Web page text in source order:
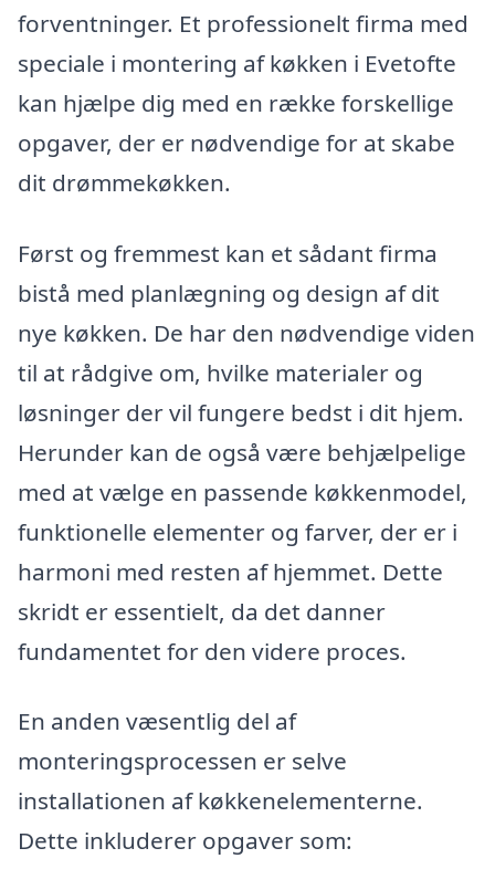
forventninger. Et professionelt firma med
speciale i montering af køkken i Evetofte
kan hjælpe dig med en række forskellige
opgaver, der er nødvendige for at skabe
dit drømmekøkken.
Først og fremmest kan et sådant firma
bistå med planlægning og design af dit
nye køkken. De har den nødvendige viden
til at rådgive om, hvilke materialer og
løsninger der vil fungere bedst i dit hjem.
Herunder kan de også være behjælpelige
med at vælge en passende køkkenmodel,
funktionelle elementer og farver, der er i
harmoni med resten af hjemmet. Dette
skridt er essentielt, da det danner
fundamentet for den videre proces.
En anden væsentlig del af
monteringsprocessen er selve
installationen af køkkenelementerne.
Dette inkluderer opgaver som: